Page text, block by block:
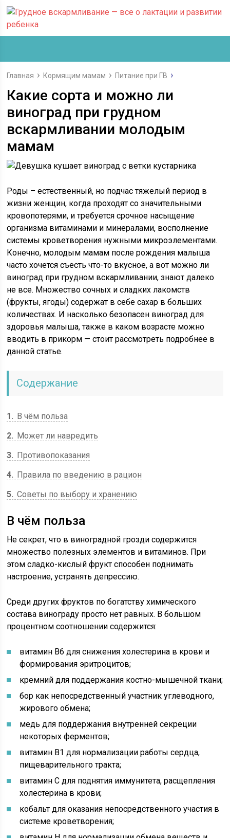
Главная Кормящим мамам Питание при ГВ
Какие сорта и можно ли
виноград при грудном
вскармливании молодым
мамам
Роды – естественный, но подчас тяжелый период в
жизни женщин, когда проходят со значительными
кровопотерями, и требуется срочное насыщение
организма витаминами и минералами, восполнение
системы кроветворения нужными микроэлементами.
Конечно, молодым мамам после рождения малыша
часто хочется съесть что-то вкусное, а вот можно ли
виноград при грудном вскармливании, знают далеко
не все. Множество сочных и сладких лакомств
(фрукты, ягоды) содержат в себе сахар в больших
количествах. И насколько безопасен виноград для
здоровья малыша, также в каком возрасте можно
вводить в прикорм — стоит рассмотреть подробнее в
данной статье.
Содержание
1
В чём польза
2
Может ли навредить
3
Противопоказания
4
Правила по введению в рацион
5 Советы по выбору и хранению
В чём польза
Не секрет, что в виноградной грозди содержится
множество полезных элементов и витаминов. При
этом сладко-кислый фрукт способен поднимать
настроение, устранять депрессию.
Среди других фруктов по богатству химического
состава винограду просто нет равных. В большом
процентном соотношении содержится:
витамин B6 для снижения холестерина в крови и
формирования эритроцитов;
кремний для поддержания костно-мышечной ткани;
бор как непосредственный участник углеводного,
жирового обмена;
медь для поддержания внутренней секреции
некоторых ферментов;
витамин B1 для нормализации работы сердца,
пищеварительного тракта;
витамин С для поднятия иммунитета, расщепления
холестерина в крови;
кобальт для оказания непосредственного участия в
системе кроветворения;